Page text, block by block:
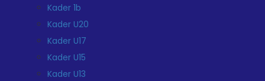
Kader 1b
Kader U20
Kader U17
Kader U15
Kader U13